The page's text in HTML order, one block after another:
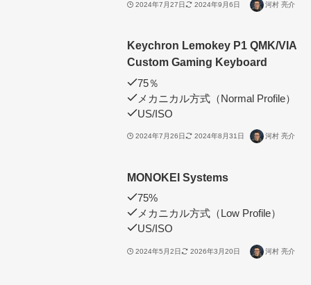
2024年7月27日 2024年9月6日 河村 亮介
Keychron Lemokey P1 QMK/VIA
Custom Gaming Keyboard
75％
メカニカル方式（Normal Profile）
US/ISO
2024年7月26日 2024年8月31日 河村 亮介
MONOKEI Systems
75%
メカニカル方式（Low Profile）
US/ISO
2024年5月2日 2026年3月20日 河村 亮介